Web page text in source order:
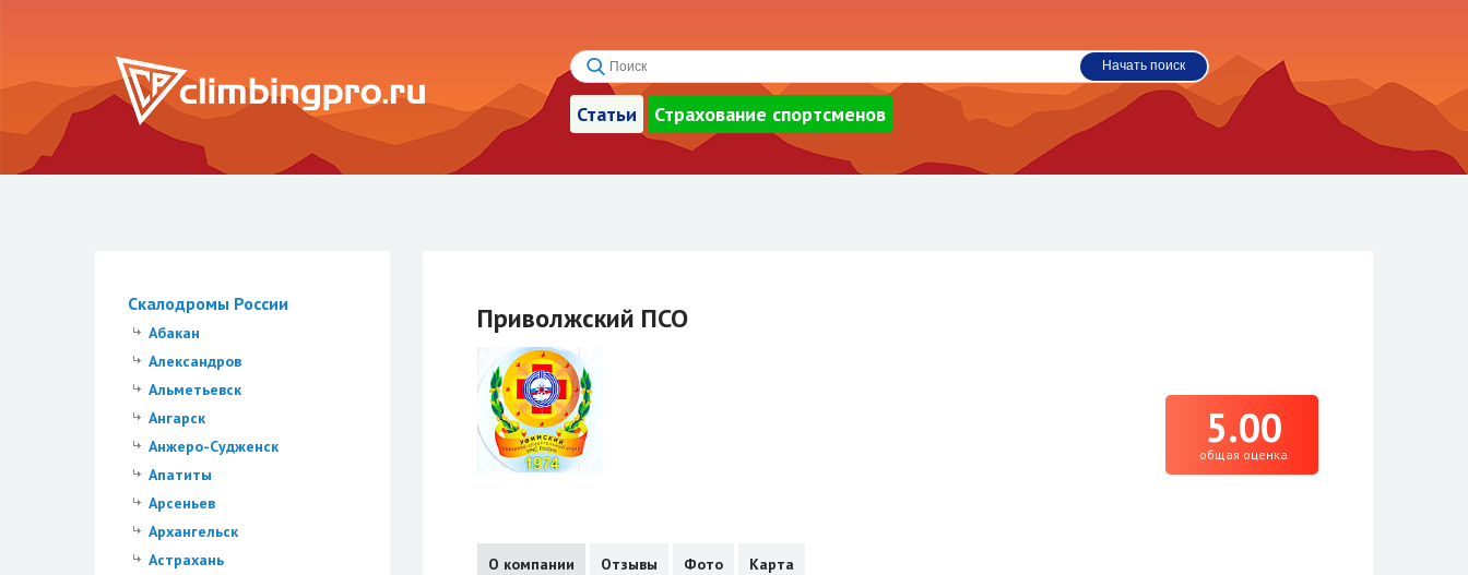
Статьи Страхование спортсменов
Скалодромы России
Абакан
Александров
Альметьевск
Ангарск
Анжеро-Судженск
Апатиты
Арсеньев
Архангельск
Астрахань
Приволжский ПСО
5.00
общая оценка
О компании Отзывы Фото Карта